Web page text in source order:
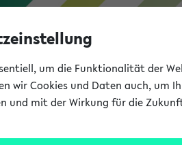
um die Funktionalität der
wir Cookies und Daten auch, um
und mit der Wirkung für die